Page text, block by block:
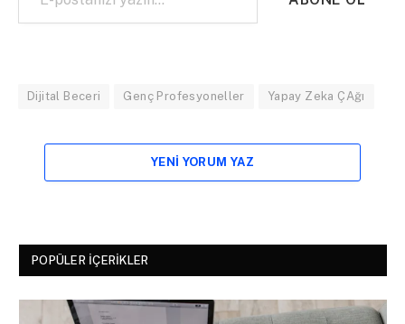
Dijital Beceri Genç Profesyoneller Yapay Zeka ÇAğı
YENI YORUM YAZ
POPÜLER İÇERIKLER